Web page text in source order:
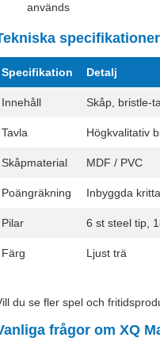
används
specifikationer
Specifikation Detalj
Innehåll Skåp, bristle-
Tavla Högkvalitativ
Skåpmaterial MDF / PVC
Poängräkning Inbyggda
Pilar 6 st steel tip,
Färg Ljust trä
du se fler spel och
frågor om XQ